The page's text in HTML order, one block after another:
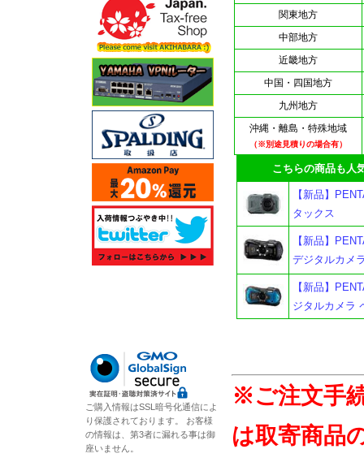
関東地方
中部地方
近畿地方
中国・四国地方
九州地方
沖縄・離島・特殊地域
（※別途見積りの場合有）
こちらの商品も人気
【新品】
タックス
【新品】
デジタルカメ
【新品】
ジタルカメラ
※ご注文手
は取寄商品
ご購入情報はSSL暗号化通信によ
り保護されております。 お客様
の情報は、第3者に漏れる事は御
座いません。